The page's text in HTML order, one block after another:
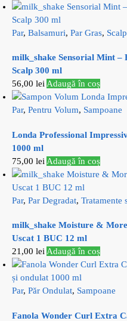
Par, Balsamuri, Par Gras,
milk_shake Sensorial Mint –
Scalp 300 ml
56,00 leiAdaugă în coș
Par, Pentru Volum, Sampoane
Londa Professional
1000 ml
75,00 lei Adaugă în coș
Par, Par Degradat, Tratamente
milk_shake Moisture &
Uscat 1 BUC 12 ml
21,00 leiAdaugă în coș
Par, Păr Ondulat, Sampoane
Fanola Wonder Curl Extra